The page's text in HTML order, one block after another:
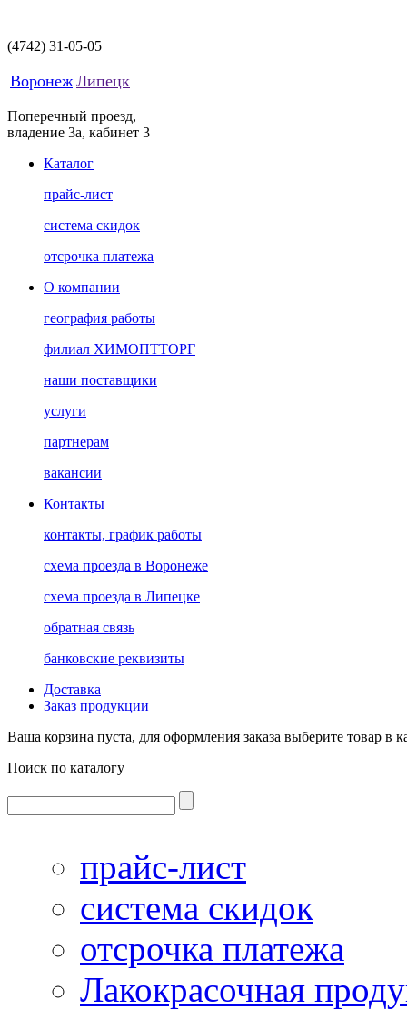
(4742) 31-05-05
Воронеж Липецк
Поперечный проезд,
владение 3а, кабинет 3
Каталог
прайс-лист
система скидок
отсрочка платежа
О компании
география работы
филиал ХИМОПТТОРГ
наши поставщики
услуги
партнерам
вакансии
Контакты
контакты, график работы
схема проезда в Воронеже
схема проезда в Липецке
обратная связь
банковские реквизиты
Доставка
Заказ продукции
Ваша корзина пуста, для оформления заказа выберите товар в
Поиск по каталогу
прайс-лист
система скидок
отсрочка платежа
Лакокрасочная